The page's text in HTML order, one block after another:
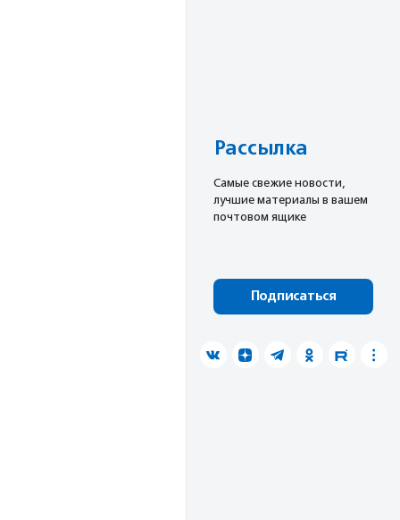
Рассылка
Cамые свежие новости,
лучшие материалы в вашем
почтовом ящике
Подписаться